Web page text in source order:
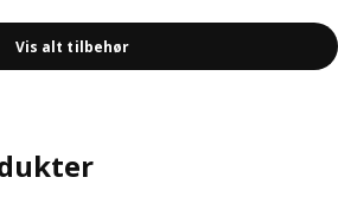
Vis alt tilbehør